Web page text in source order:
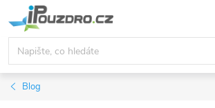
na
obsah
Blog